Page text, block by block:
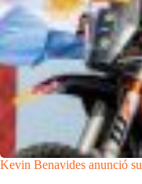
Kevin Benavides anunció